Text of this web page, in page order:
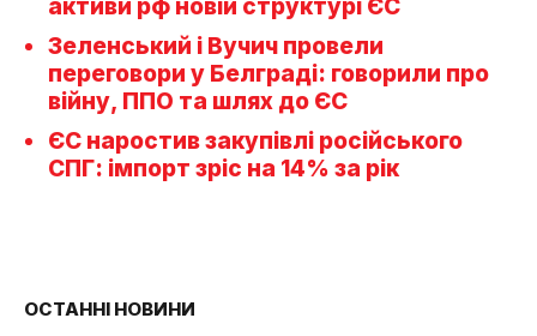
активи рф новій структурі ЄС
Зеленський і Вучич провели
переговори у Белграді: говорили про
війну, ППО та шлях до ЄС
ЄС наростив закупівлі російського
СПГ: імпорт зріс на 14% за рік
ОСТАННІ НОВИНИ